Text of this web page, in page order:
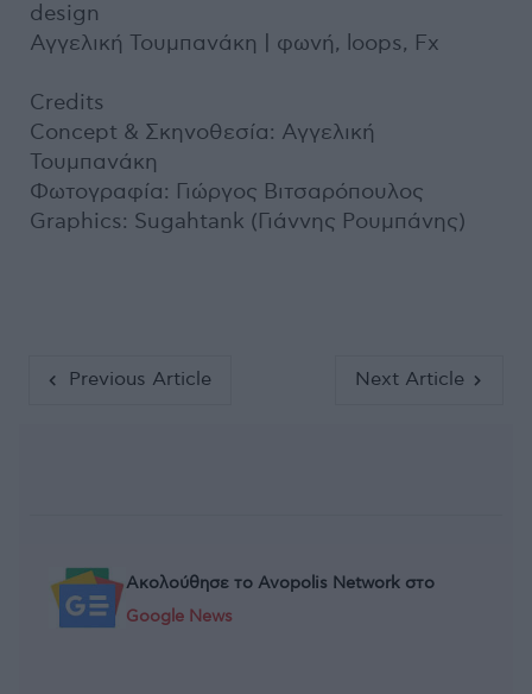
design
Αγγελική Τουμπανάκη | φωνή, loops, Fx
Credits
Concept & Σκηνοθεσία: Αγγελική
Τουμπανάκη
Φωτογραφία: Γιώργος Βιτσαρόπουλος
Graphics: Sugahtank (Γιάννης Ρουμπάνης)
Previous Article Next Article
Ακολούθησε το Avopolis Network στο
Google News